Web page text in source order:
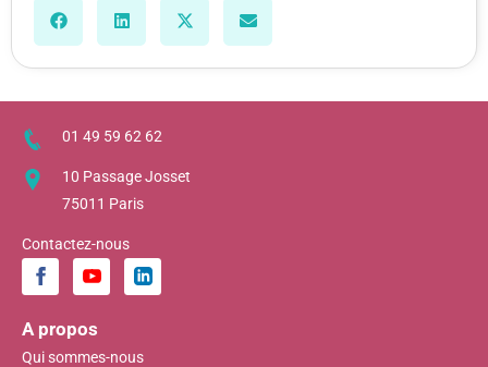
01 49 59 62 62
10 Passage Josset
75011 Paris
Contactez-nous
A propos
Qui sommes-nous